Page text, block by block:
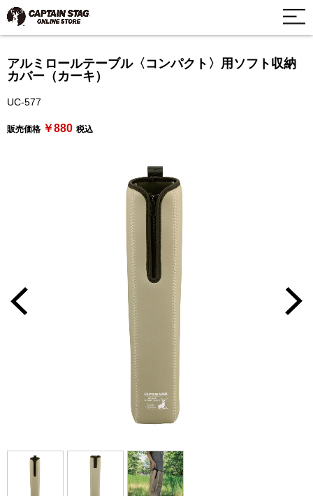
アルミロールテーブル〈コンパクト〉用ソフト収納
カバー（カーキ）
UC-577
販売価格 ￥880 税込